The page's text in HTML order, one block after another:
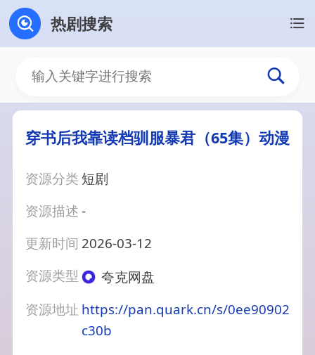
热剧搜索
穿书后我靠读档驯服暴君（65集）动漫
资源分类 短剧
资源描述-
更新时间 2026-03-12
资源类型
夸克网盘
资源地址 https://pan.quark.cn/s/0ee90902
c30b